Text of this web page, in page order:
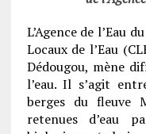
L’Agence de l’Eau
Locaux de l’Eau
Dédougou, mène
l’eau. Il s’agit
berges du fleuve
retenues d’eau